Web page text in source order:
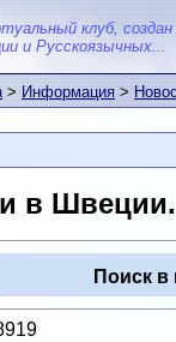
клуб, создан
и Русскоязычных...
>Информация>
в Швеции.
Поиск в